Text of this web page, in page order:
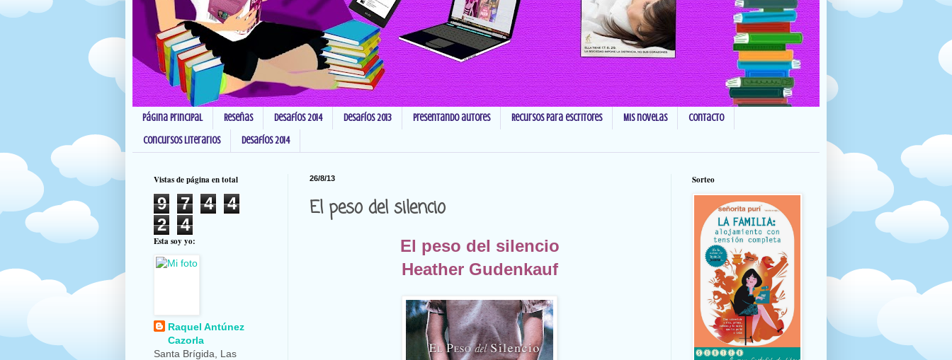
Página principal Reseñas Desafíos 2014 Desafíos 2013 Presentando autores Recursos para escritores Mis novelas Contacto
Concursos Literarios Desafíos 2014
26/8/13
El peso del silencio
El peso del silencio
Heather Gudenkauf
Vistas de página en total
9 7 4
4
2
4
Esta soy yo:
Raquel Antúnez
Cazorla
Santa Brígida, Las
Sorteo